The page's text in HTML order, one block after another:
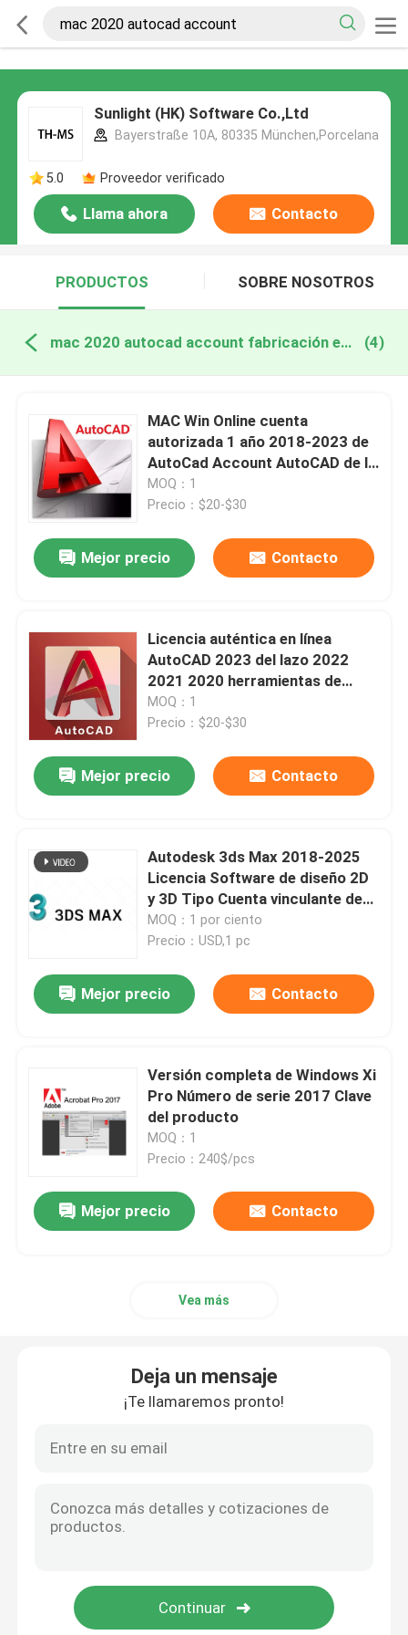
Sunlight (HK) Software Co.,Ltd
Bayerstraße 10A, 80335 München,Porcelana
5.0 Proveedor verificado
Llama ahora Contacto
PRODUCTOS SOBRE NOSOTROS
mac 2020 autocad account fabricación en línea (4)
MAC Win Online cuenta
autorizada 1 año 2018-2023 de
AutoCad Account AutoCAD de la
versión de la educación del
correo electrónico
MOQ：1
Precio：$20-$30
Mejor precio Contacto
Licencia auténtica en línea
AutoCAD 2023 del lazo 2022
2021 2020 herramientas de
dibujo de elaboración de la
suscripción Mac/PC de 1 año
MOQ：1
Precio：$20-$30
Mejor precio Contacto
Autodesk 3ds Max 2018-2025
Licencia Software de diseño 2D
y 3D Tipo Cuenta vinculante de
asociación 1 año de validez
MOQ：1 por ciento
Precio：USD,1 pc
Mejor precio Contacto
Versión completa de Windows Xi
Pro Número de serie 2017 Clave
del producto
MOQ：1
Precio：240$/pcs
Mejor precio Contacto
Vea más
Deja un mensaje
¡Te llamaremos pronto!